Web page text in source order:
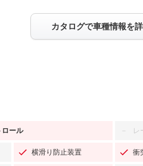
カタログで車種情報を
ロール － レ
横滑り防止装置 衝